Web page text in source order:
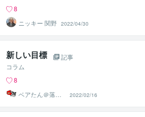
8
ニッキー 関野 2022/04/30
新しい目標
記事
コラム
8
ベアたん＠落書
きイラストレー
ター
2022/02/16